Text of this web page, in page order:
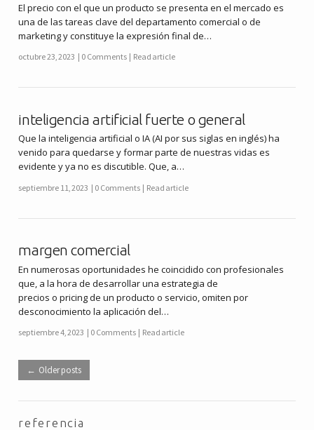
El precio con el que un producto se presenta en el mercado es
una de las tareas clave del departamento comercial o de
marketing y constituye la expresión final de…
octubre 23, 2023 0 Comments Read article
inteligencia artificial fuerte o general
Que la inteligencia artificial o IA (AI por sus siglas en inglés) ha
venido para quedarse y formar parte de nuestras vidas es
evidente y ya no es discutible. Que, a…
septiembre 11, 2023 0 Comments Read article
margen comercial
En numerosas oportunidades he coincidido con profesionales
que, a la hora de desarrollar una estrategia de
precios o pricing de un producto o servicio, omiten por
desconocimiento la aplicación del…
septiembre 4, 2023 0 Comments Read article
Older posts
referencia